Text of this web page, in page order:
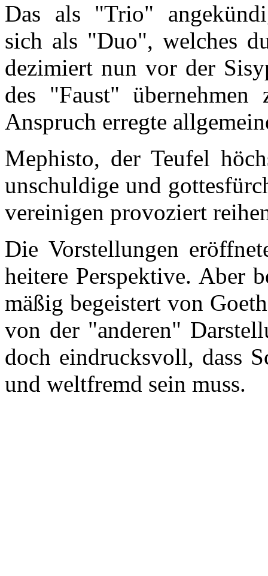
Das als "Trio"
sich als "Duo", welches
dezimiert nun vor der
des "Faust"
Anspruch erregte
Mephisto, der Teufel
unschuldige und
vereinigen provoziert
Die Vorstellungen
heitere Perspektive. Aber
mäßig begeistert von
von der "anderen"
doch eindrucksvoll, dass
und weltfremd sein muss.